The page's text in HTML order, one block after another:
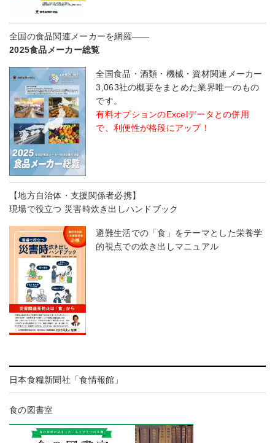
全国の食品関連メーカーを網羅――
2025食品メーカー総覧
全国食品・酒類・機械・資材関連メーカー
3,063社の概要をまとめた業界唯一のもの
です。
有料オプションのExcelデータとの併用
で、利便性が格段にアップ！
【地方自治体・支援関係者必携】
現場で役立つ 災害時炊き出しハンドブック
避難生活での「食」をテーマとした栄養学
的視点での炊き出しマニュアル
日本食糧新聞社「食情報館」
食の図書室